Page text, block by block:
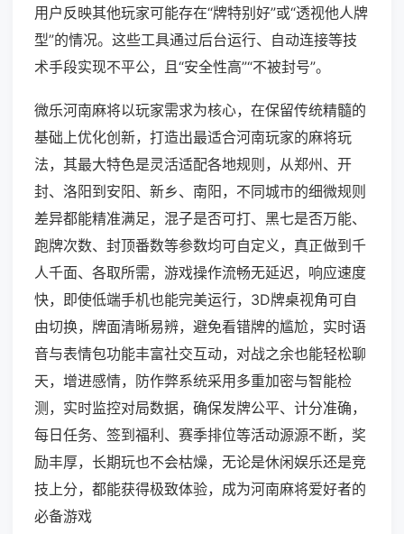
用户反映其他玩家可能存在“牌特别好”或“透视他人牌
型”的情况。这些工具通过后台运行、自动连接等技
术手段实现不平公，且“安全性高”“不被封号”。
微乐河南麻将以玩家需求为核心，在保留传统精髓的
基础上优化创新，打造出最适合河南玩家的麻将玩
法，其最大特色是灵活适配各地规则，从郑州、开
封、洛阳到安阳、新乡、南阳，不同城市的细微规则
差异都能精准满足，混子是否可打、黑七是否万能、
跑牌次数、封顶番数等参数均可自定义，真正做到千
人千面、各取所需，游戏操作流畅无延迟，响应速度
快，即使低端手机也能完美运行，3D牌桌视角可自
由切换，牌面清晰易辨，避免看错牌的尴尬，实时语
音与表情包功能丰富社交互动，对战之余也能轻松聊
天，增进感情，防作弊系统采用多重加密与智能检
测，实时监控对局数据，确保发牌公平、计分准确，
每日任务、签到福利、赛季排位等活动源源不断，奖
励丰厚，长期玩也不会枯燥，无论是休闲娱乐还是竞
技上分，都能获得极致体验，成为河南麻将爱好者的
必备游戏